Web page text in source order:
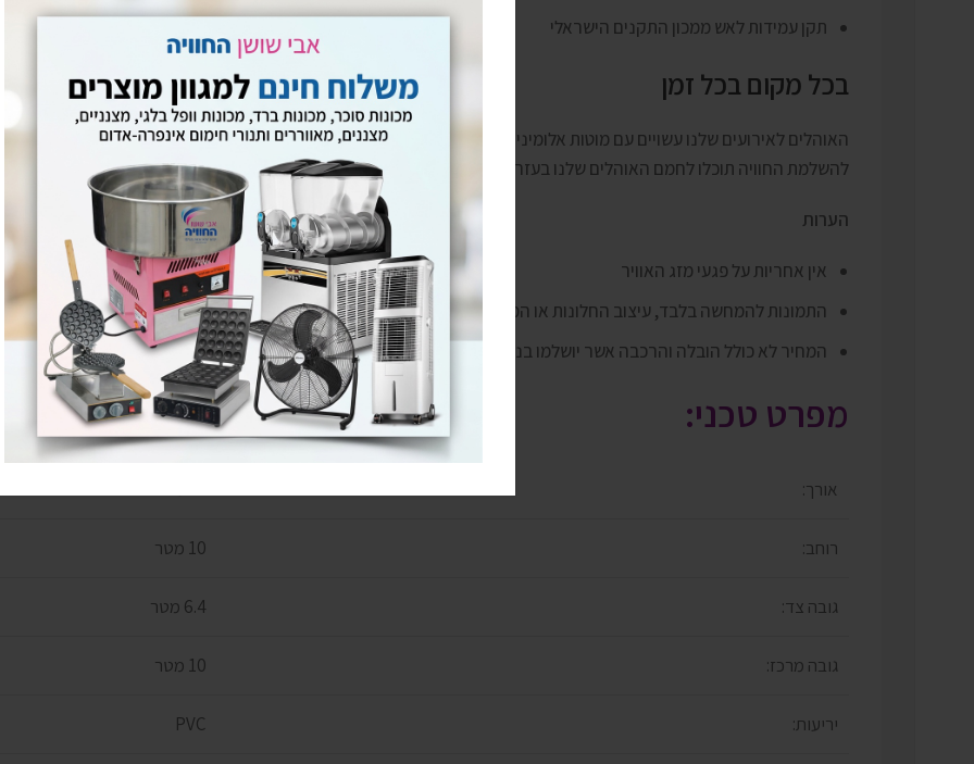
תקן עמידות לאש ממכון התקנים הישראלי
בכל מקום בכל זמן
האוהלים לאירועים שלנו עשויים עם מוטות אלומיניום חזקים וקלי משקל במיוחד לעמידות לטווח ארוך.
להשלמת החוויה תוכלו לחמם האוהלים שלנו בעזרת מצנניי אוויר, מזגנים ניידים ומערפלים או לחמם אותו בעזרת אחד
הערות
אין אחריות על פגעי מזג האוויר
התמונות להמחשה בלבד, עיצוב החלונות או המיקום שלהם יכול להשתנות מפעם לפעם
המחיר לא כולל הובלה והרכבה אשר יושלמו בנפרד למוביל ויקבעו במעמד ההזמנה
מפרט טכני:
אורך:
רוחב: 10 מטר
גובה צד: 6.4 מטר
גובה מרכז: 10 מטר
יריעות: PVC